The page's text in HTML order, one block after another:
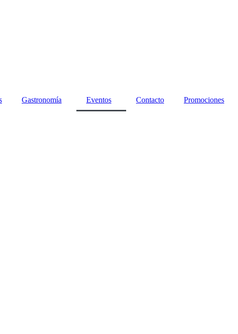
Gastronomía Eventos Contacto Promociones